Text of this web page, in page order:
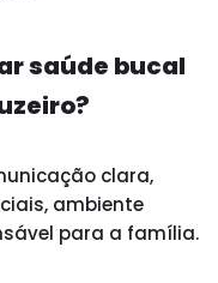
saúde bucal
clara,
ambiente
para a família.